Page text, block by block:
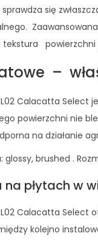
się
tekstura
–
Calacatta Select
powierzchni nie
na działanie
brushed .
na płytach w
Calacatta
kolejno